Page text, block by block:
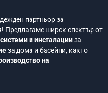
партньор за
Предлагаме широк спектър от
и инсталацииза
за дома и басейни, както
на